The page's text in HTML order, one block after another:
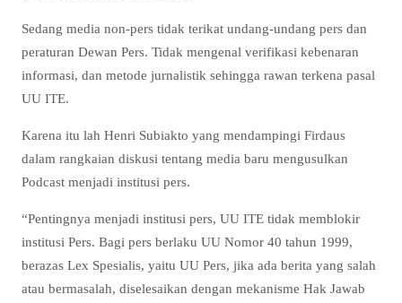
Sedang media non-pers tidak terikat undang-undang pers dan
peraturan Dewan Pers. Tidak mengenal verifikasi kebenaran
informasi, dan metode jurnalistik sehingga rawan terkena pasal
UU ITE.
Karena itu lah Henri Subiakto yang mendampingi Firdaus
dalam rangkaian diskusi tentang media baru mengusulkan
Podcast menjadi institusi pers.
“Pentingnya menjadi institusi pers, UU ITE tidak memblokir
institusi Pers. Bagi pers berlaku UU Nomor 40 tahun 1999,
berazas Lex Spesialis, yaitu UU Pers, jika ada berita yang salah
atau bermasalah, diselesaikan dengan mekanisme Hak Jawab